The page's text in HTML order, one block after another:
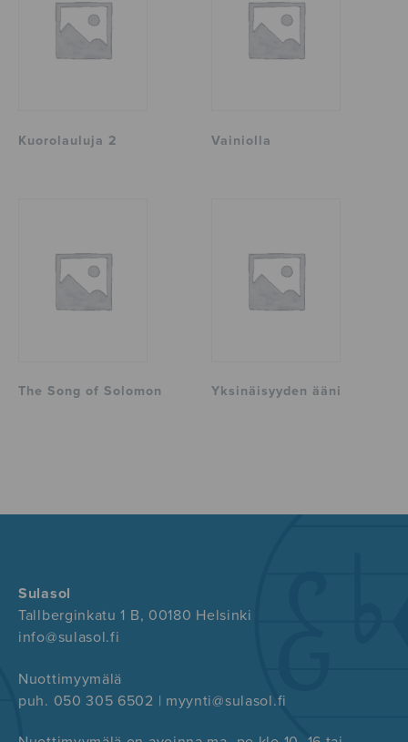
Kuorolauluja 2 Vainiolla
The Song of Solomon Yksinäisyyden ääni
Sulasol
Tallberginkatu 1 B, 00180 Helsinki
info@sulasol.fi
Nuottimyymälä
puh. 050 305 6502 | myynti@sulasol.fi